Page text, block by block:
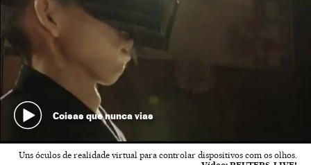
Coisas que nunca vias
Uns óculos de realidade virtual para controlar dispositivos com os olhos.